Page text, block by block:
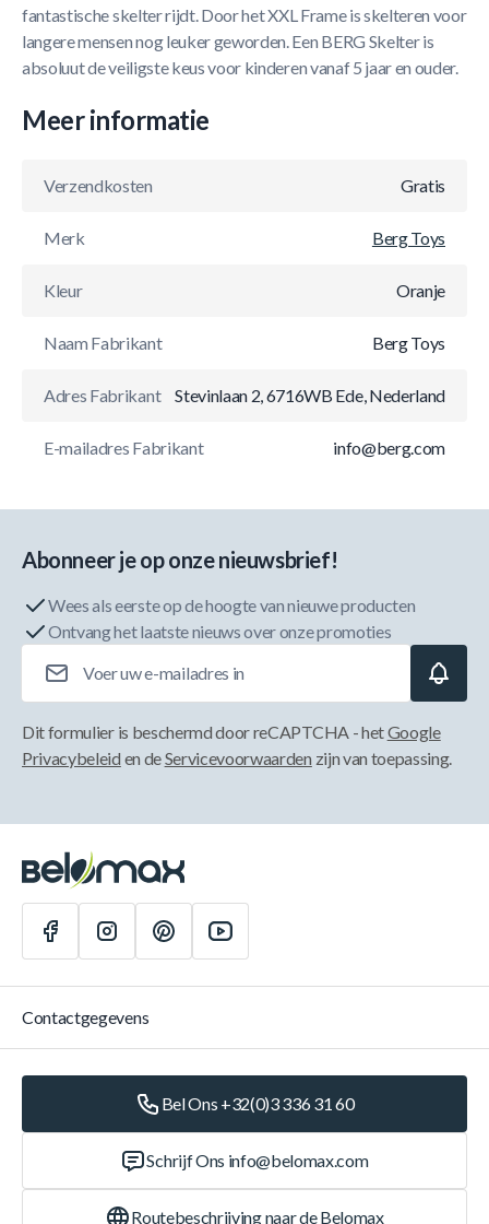
fantastische skelter rijdt. Door het XXL Frame is skelteren voor
langere mensen nog leuker geworden. Een BERG Skelter is
absoluut de veiligste keus voor kinderen vanaf 5 jaar en ouder.
Meer informatie
Verzendkosten Gratis
Merk Berg Toys
Kleur Oranje
Naam Fabrikant Berg Toys
Adres Fabrikant Stevinlaan 2, 6716WB Ede, Nederland
E-mailadres Fabrikant info@berg.com
Abonneer je op onze nieuwsbrief!
Wees als eerste op de hoogte van nieuwe producten
Ontvang het laatste nieuws over onze promoties
Dit formulier is beschermd door reCAPTCHA - hetGoogle
Privacybeleid en deServicevoorwaarden zijn van toepassing.
Contactgegevens
Bel Ons +32(0)3 336 31 60
Schrijf Ons info@belomax.com
Routebeschrijving naar de Belomax